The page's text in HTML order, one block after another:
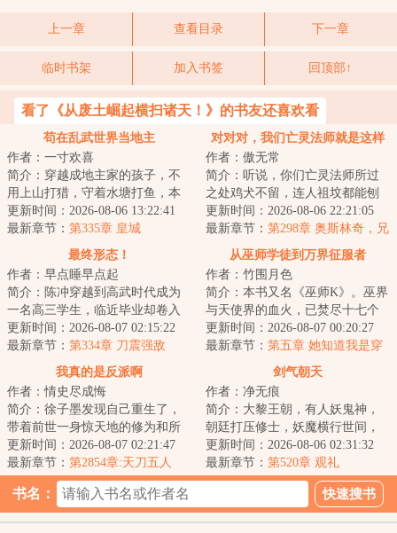
上一章 查看目录 下一章
临时书架 加入书签 回顶部↑
看了《从废土崛起横扫诸天！》的书友还喜欢看
苟在乱武世界当地主
作者：一寸欢喜
简介：穿越成地主家的孩子，不
用上山打猎，守着水塘打鱼，本
身就是撞大运。不料，竟然还有
补贴系统。《铁...
更新时间：2026-08-06 13:22:41
最新章节： 第335章 皇城
对对对，我们亡灵法师就是这样
作者：傲无常
简介：听说，你们亡灵法师所过
之处鸡犬不留，连人祖坟都能刨
个精光？对对对，你说的都对，
我们亡灵法师就...
更新时间：2026-08-06 22:21:05
最新章节： 第298章 奥斯林奇，兄
弟再重逢！
最终形态！
作者：早点睡早点起
简介：陈冲穿越到高武时代成为
一名高三学生，临近毕业却卷入
一场精心编织的阴谋。身陷绝
境，他的眼前突然...
更新时间：2026-08-07 02:15:22
最新章节： 第334章 刀震强敌
从巫师学徒到万界征服者
作者：竹围月色
简介：本书又名《巫师K》。巫界
与天使界的血火，已焚尽十七个
千年，灰烬中即将绽开第十八个
纪元的花。一...
更新时间：2026-08-07 00:20:27
最新章节： 第五章 她知道我是穿
我真的是反派啊
作者：情史尽成悔
简介：徐子墨发现自己重生了，
带着前世一身惊天地的修为和所
有的记忆。但剧本不对的是，重
生不都是主角的...
更新时间：2026-08-07 02:21:47
最新章节： 第2854章:天刀五人
剑气朝天
作者：净无痕
简介：大黎王朝，有人妖鬼神，
朝廷打压修士，妖魔横行世间，
百姓生灵涂炭，李凡奉师命出山
斩妖，却卷入一...
更新时间：2026-08-06 02:31:32
最新章节： 第520章 观礼
书名：